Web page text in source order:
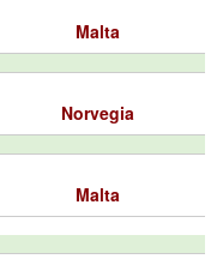
Malta
Norvegia
Malta